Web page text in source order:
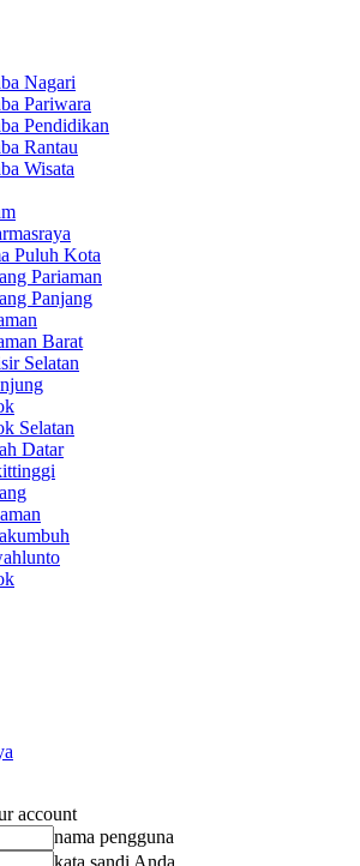
Nagari
Pariwara
Pendidikan
Rantau
Wisata
Puluh Kota
Pariaman
Panjang
Barat
Selatan
Selatan
Datar
account
nama pengguna
kata sandi Anda